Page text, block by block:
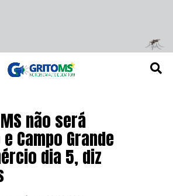
não será
Campo Grande
dia 5, diz